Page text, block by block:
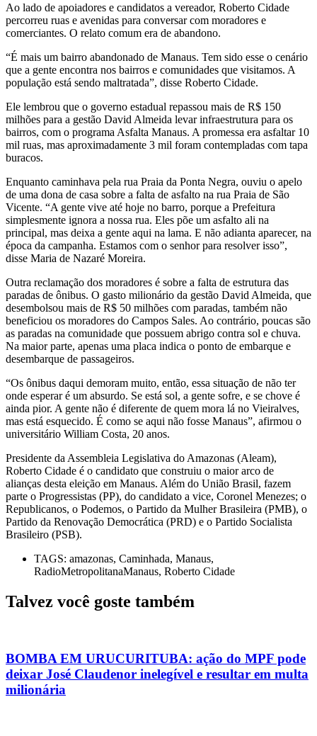
Ao lado de apoiadores e candidatos a vereador, Roberto Cidade
percorreu ruas e avenidas para conversar com moradores e
comerciantes. O relato comum era de abandono.
“É mais um bairro abandonado de Manaus. Tem sido esse o cenário
que a gente encontra nos bairros e comunidades que visitamos. A
população está sendo maltratada”, disse Roberto Cidade.
Ele lembrou que o governo estadual repassou mais de R$ 150
milhões para a gestão David Almeida levar infraestrutura para os
bairros, com o programa Asfalta Manaus. A promessa era asfaltar 10
mil ruas, mas aproximadamente 3 mil foram contempladas com tapa
buracos.
Enquanto caminhava pela rua Praia da Ponta Negra, ouviu o apelo
de uma dona de casa sobre a falta de asfalto na rua Praia de São
Vicente. “A gente vive até hoje no barro, porque a Prefeitura
simplesmente ignora a nossa rua. Eles põe um asfalto ali na
principal, mas deixa a gente aqui na lama. E não adianta aparecer, na
época da campanha. Estamos com o senhor para resolver isso”,
disse Maria de Nazaré Moreira.
Outra reclamação dos moradores é sobre a falta de estrutura das
paradas de ônibus. O gasto milionário da gestão David Almeida, que
desembolsou mais de R$ 50 milhões com paradas, também não
beneficiou os moradores do Campos Sales. Ao contrário, poucas são
as paradas na comunidade que possuem abrigo contra sol e chuva.
Na maior parte, apenas uma placa indica o ponto de embarque e
desembarque de passageiros.
“Os ônibus daqui demoram muito, então, essa situação de não ter
onde esperar é um absurdo. Se está sol, a gente sofre, e se chove é
ainda pior. A gente não é diferente de quem mora lá no Vieiralves,
mas está esquecido. É como se aqui não fosse Manaus”, afirmou o
universitário William Costa, 20 anos.
Presidente da Assembleia Legislativa do Amazonas (Aleam),
Roberto Cidade é o candidato que construiu o maior arco de
alianças desta eleição em Manaus. Além do União Brasil, fazem
parte o Progressistas (PP), do candidato a vice, Coronel Menezes; o
Republicanos, o Podemos, o Partido da Mulher Brasileira (PMB), o
Partido da Renovação Democrática (PRD) e o Partido Socialista
Brasileiro (PSB).
TAGS: amazonas, Caminhada, Manaus,
RadioMetropolitanaManaus, Roberto Cidade
Talvez você goste também
BOMBA EM URUCURITUBA: ação do MPF pode
deixar José Claudenor inelegível e resultar em multa
milionária